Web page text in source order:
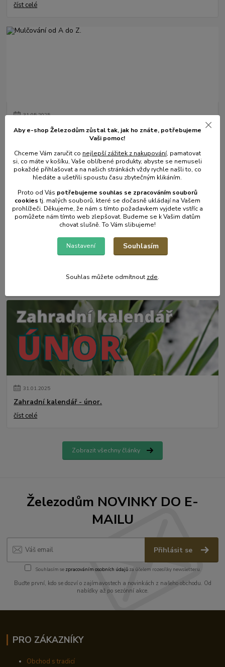
číst celé
31.05.2025
Mulčování od A do Z.
31.01.2025
Zahradní kalendář - únor.
číst celé
Zobrazit všechny články
Železodům NOVINKY DO E-
MAILU
Přihlásit se
Souhlasím se zpracováním osobních údajůza účelem rozesílky newsletteru.
Buďte první, kdo se dozví o zajímavostech a novinkách z našeho obchodu. Od
nabídky až po sezónní akce.
PRO ZÁKAZNÍKY
Obchod s tradicí
Aby e-shop Železodům zůstal tak, jak ho znáte, potřebujeme
Vaši pomoc!
Chceme Vám zaručit co nejlepší zážitek z nakupování, pamatovat
si, co máte v košíku, Vaše oblíbené produkty, abyste se nemuseli
pokaždé přihlašovat a na našich stránkách vždy rychle našli to, co
hledáte a ušetřili spoustu času zbytečným klikáním.
Proto od Vás potřebujeme souhlas se zpracováním souborů
cookiestj. malých souborů, které se dočasně ukládají na Vašem
prohlížeči. Děkujeme, že nám s tímto požadavkem vyjdete vstříc a
pomůžete nám tímto web zlepšovat. Budeme se k Vašim datům
chovat slušně. To Vám slibujeme!
Nastavení Souhlasím
Souhlas můžete odmítnout zde.